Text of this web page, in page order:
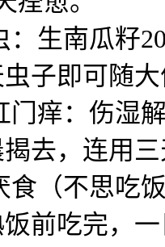
：生南瓜籽
子即可随
门痒：伤湿
去，连用
食（不思吃
前吃完，